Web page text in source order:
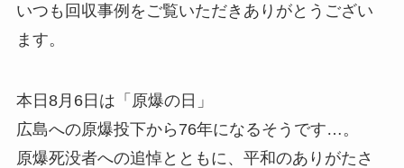
いつも回収事例をご覧いただきありがとうござい
ます。
本日8月6日は「原爆の日」
広島への原爆投下から76年になるそうです…。
原爆死没者への追悼とともに、平和のありがたさ